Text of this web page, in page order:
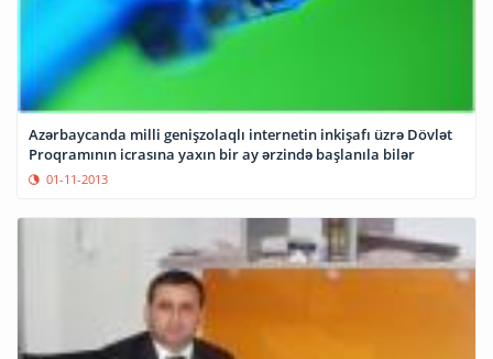
Azərbaycanda milli genişzolaqlı internetin inkişafı üzrə Dövlət
Proqramının icrasına yaxın bir ay ərzində başlanıla bilər
01-11-2013